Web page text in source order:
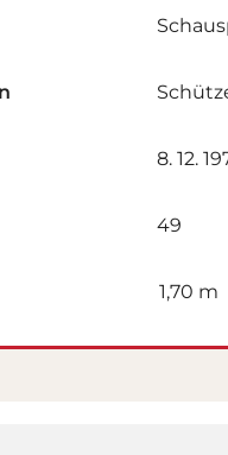
8. 12.
49
1,70 m